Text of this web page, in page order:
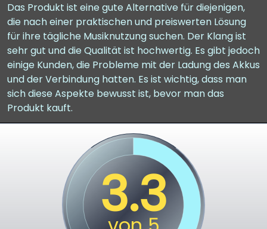
Das Produkt ist eine gute Alternative für diejenigen,
die nach einer praktischen und preiswerten Lösung
für ihre tägliche Musiknutzung suchen. Der Klang ist
sehr gut und die Qualität ist hochwertig. Es gibt jedoch
einige Kunden, die Probleme mit der Ladung des Akkus
und der Verbindung hatten. Es ist wichtig, dass man
sich diese Aspekte bewusst ist, bevor man das
Produkt kauft.